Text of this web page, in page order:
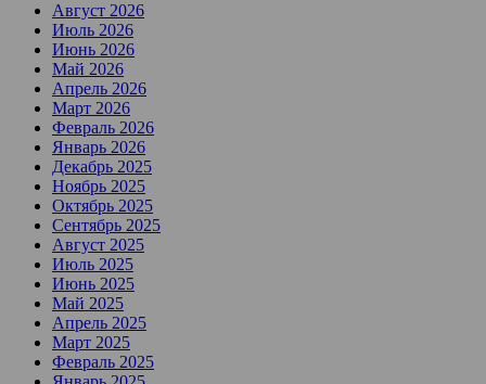
Август 2026
Июль 2026
Июнь 2026
Май 2026
Апрель 2026
Март 2026
Февраль 2026
Январь 2026
Декабрь 2025
Ноябрь 2025
Октябрь 2025
Сентябрь 2025
Август 2025
Июль 2025
Июнь 2025
Май 2025
Апрель 2025
Март 2025
Февраль 2025